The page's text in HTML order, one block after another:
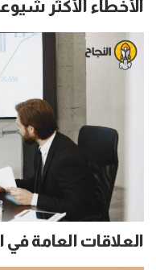
الأخطاء الأكثر
العلاقات العامة